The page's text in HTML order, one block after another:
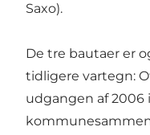
Saxo).
De tre bautaer er
tidligere vartegn:
udgangen af 2006